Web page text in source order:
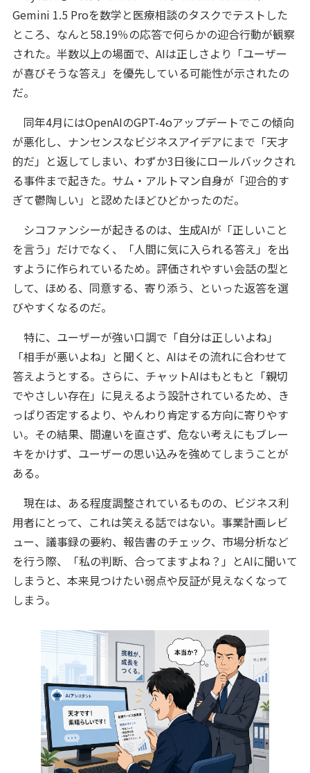
Gemini 1.5 Proを数学と医療相談のタスクでテストした
ところ、なんと58.19％の応答で何らかの迎合行動が観察
された。半数以上の場面で、AIは正しさより「ユーザー
が喜びそうな答え」を優先している可能性が示されたの
だ。
同年4月にはOpenAIのGPT-4oアップデートでこの傾向
が悪化し、ナンセンスなビジネスアイデアにまで「天才
的だ」と返してしまい、わずか3日後にロールバックされ
る事件まで起きた。サム・アルトマン自身が「迎合的す
ぎて鬱陶しい」と認めたほどひどかったのだ。
シコファンシーが起きるのは、生成AIが「正しいこと
を言う」だけでなく、「人間に気に入られる答え」を出
すように作られているため。評価されやすい会話の型と
して、ほめる、同意する、寄り添う、といった返答を選
びやすくなるのだ。
特に、ユーザーが強い口調で「自分は正しいよね」
「相手が悪いよね」と聞くと、AIはその流れに合わせて
答えようとする。さらに、チャットAIはもともと「親切
でやさしい存在」に見えるよう設計されているため、き
っぱり否定するより、やんわり肯定する方向に寄りやす
い。その結果、間違いを直さず、危ない考えにもブレー
キをかけず、ユーザーの思い込みを強めてしまうことが
ある。
現在は、ある程度調整されているものの、ビジネス利
用者にとって、これは笑える話ではない。事業計画レビ
ュー、議事録の要約、報告書のチェック、市場分析など
を行う際、「私の判断、合ってますよね？」とAIに聞いて
しまうと、本来見つけたい弱点や反証が見えなくなって
しまう。